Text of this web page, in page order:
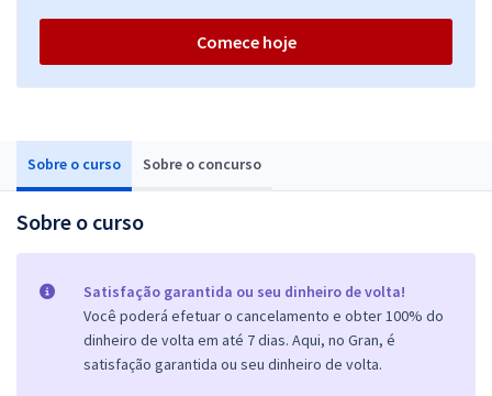
Sobre o curso Sobre o concurso
Sobre o curso
Satisfação garantida ou seu dinheiro de volta!
Você poderá efetuar o cancelamento e obter 100% do
dinheiro de volta em até 7 dias. Aqui, no Gran, é
satisfação garantida ou seu dinheiro de volta.
Comece hoje